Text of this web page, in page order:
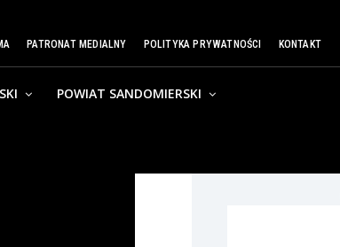
PATRONAT MEDIALNY POLITYKA PRYWATNOŚCI KONTAKT
POWIAT SANDOMIERSKI